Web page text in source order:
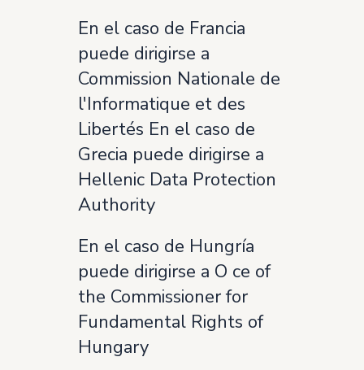
En el caso de Francia
puede dirigirse a
Commission Nationale de
l'Informatique et des
Libertés En el caso de
Grecia puede dirigirse a
Hellenic Data Protection
Authority
En el caso de Hungría
puede dirigirse a O ce of
the Commissioner for
Fundamental Rights of
Hungary